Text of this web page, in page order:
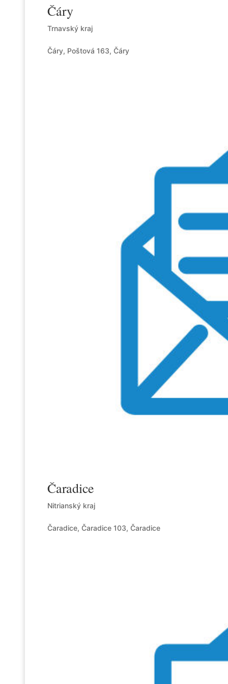
Čáry
Trnavský kraj
Čáry, Poštová 163, Čáry
Čaradice
Nitrianský kraj
Čaradice, Čaradice 103, Čaradice